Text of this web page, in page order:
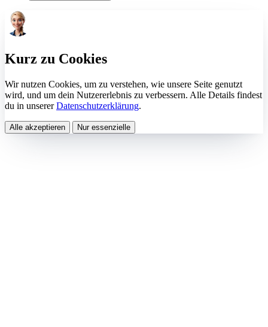
Kurz zu Cookies
Wir nutzen Cookies, um zu verstehen, wie unsere Seite genutzt
wird, und um dein Nutzererlebnis zu verbessern. Alle Details findest
du in unsererDatenschutzerklärung.
Alle akzeptieren Nur essenzielle